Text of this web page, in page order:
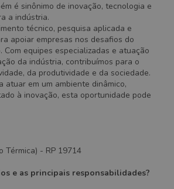
é sinônimo de inovação, tecnologia e
a indústria.
técnico, pesquisa aplicada e
apoiar empresas nos desafios do
equipes especializadas e atuação
da indústria, contribuímos para o
da produtividade e da sociedade.
atuar em um ambiente dinâmico,
à inovação, esta oportunidade pode
Térmica) - RP 19714
e as principais responsabilidades?